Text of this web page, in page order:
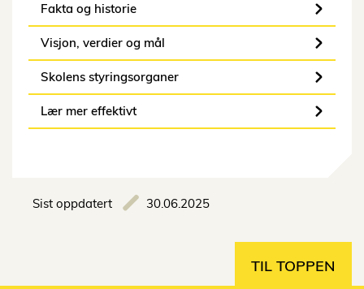
Fakta og historie
Visjon, verdier og mål
Skolens styringsorganer
Lær mer effektivt
Sist oppdatert 30.06.2025
TIL TOPPEN